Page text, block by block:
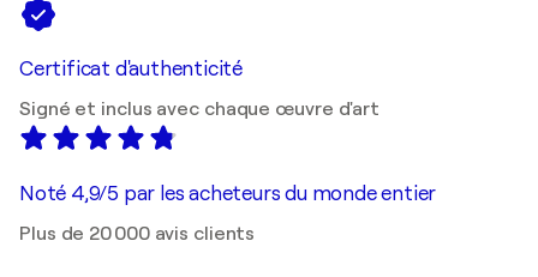
Certificat d'authenticité
Signé et inclus avec chaque œuvre d'art
Noté 4,9/5 par les acheteurs du monde entier
Plus de 20 000 avis clients